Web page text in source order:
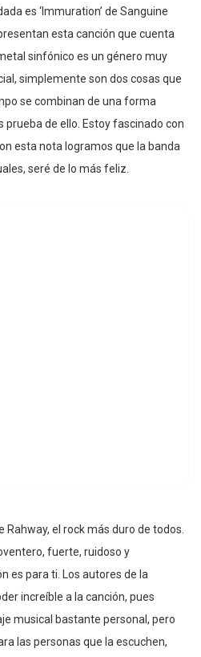
es ‘Immuration’ de Sanguine
esta canción que cuenta
sinfónico es un género muy
simplemente son dos cosas que
se combinan de una forma
prueba de ello. Estoy fascinado con
esta nota logramos que la banda
seré de lo más feliz.
Rahway, el rock más duro de todos.
fuerte, ruidoso y
es para ti. Los autores de la
increíble a la canción, pues
musical bastante personal, pero
las personas que la escuchen,